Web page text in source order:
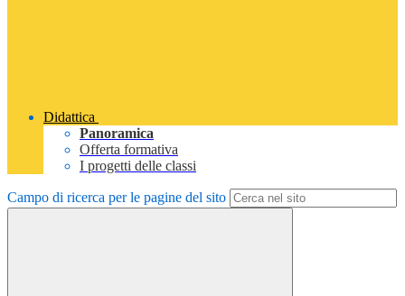
Didattica
Panoramica
Offerta formativa
I progetti delle classi
Campo di ricerca per le pagine del sito